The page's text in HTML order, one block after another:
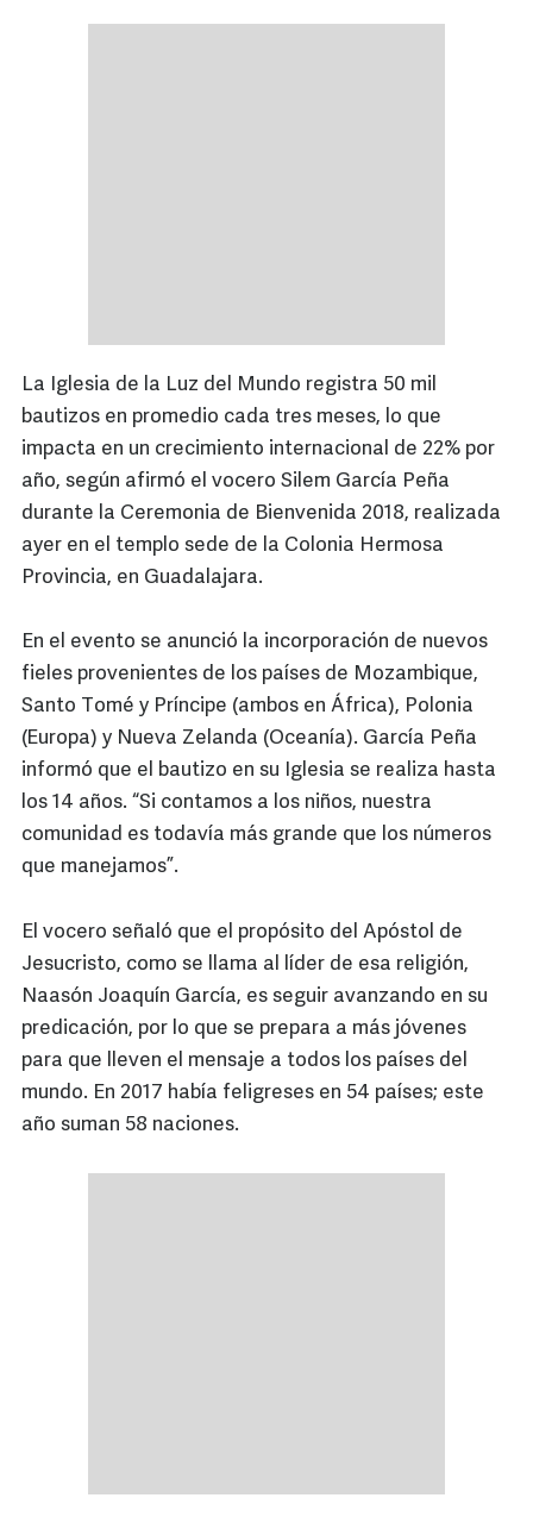
La Iglesia de la Luz del Mundo registra 50 mil
bautizos en promedio cada tres meses, lo que
impacta en un crecimiento internacional de 22% por
año, según afirmó el vocero Silem García Peña
durante la Ceremonia de Bienvenida 2018, realizada
ayer en el templo sede de la Colonia Hermosa
Provincia, en Guadalajara.
En el evento se anunció la incorporación de nuevos
fieles provenientes de los países de Mozambique,
Santo Tomé y Príncipe (ambos en África), Polonia
(Europa) y Nueva Zelanda (Oceanía). García Peña
informó que el bautizo en su Iglesia se realiza hasta
los 14 años. “Si contamos a los niños, nuestra
comunidad es todavía más grande que los números
que manejamos”.
El vocero señaló que el propósito del Apóstol de
Jesucristo, como se llama al líder de esa religión,
Naasón Joaquín García, es seguir avanzando en su
predicación, por lo que se prepara a más jóvenes
para que lleven el mensaje a todos los países del
mundo. En 2017 había feligreses en 54 países; este
año suman 58 naciones.